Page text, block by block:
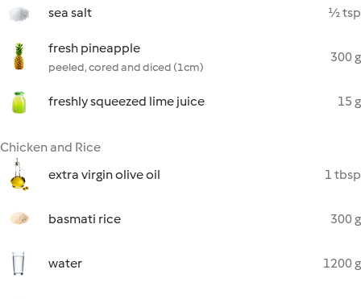
sea salt ½ tsp
fresh pineapple
peeled, cored and diced (1cm)
300 g
freshly squeezed lime juice 15 g
Chicken and Rice
extra virgin olive oil
1 tbsp
basmati rice 300 g
water 1200 g